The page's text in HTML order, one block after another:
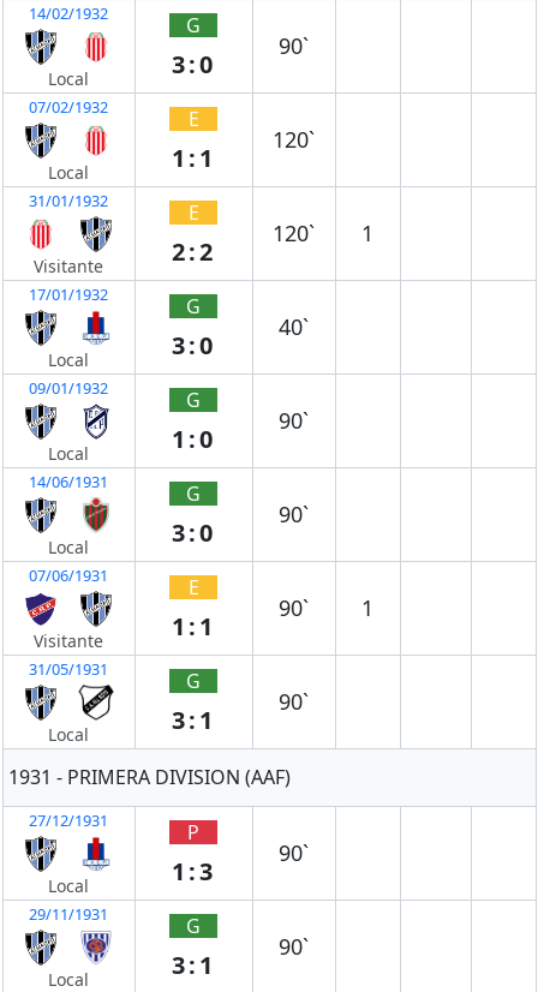
14/02/1932
Local
G
3:0
90`
07/02/1932
Local
E
1:1
120`
31/01/1932
Visitante
E
2:2
120` 1
17/01/1932
Local
G
3:0
40`
09/01/1932
Local
G
1:0
90`
14/06/1931
Local
G
3:0
90`
07/06/1931
Visitante
E
1:1
90` 1
31/05/1931
Local
G
3:1
90`
1931 - PRIMERA DIVISION (AAF)
27/12/1931
Local
P
1:3
90`
29/11/1931
Local
G
3:1
90`